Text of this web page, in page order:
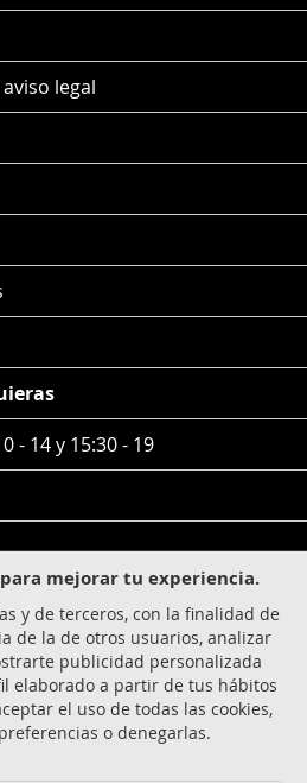
mejorar tu experiencia.
y de terceros, con la finalidad de
de la de otros usuarios, analizar
publicidad personalizada
elaborado a partir de tus hábitos
el uso de todas las cookies,
o denegarlas.
legal
- 14 y 15:30 - 19